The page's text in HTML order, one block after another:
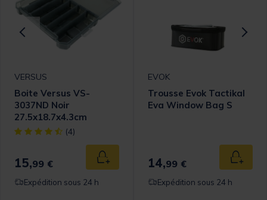
panier
VERSUS
Boite Versus VS-
3037ND Noir
27.5x18.7x4.3cm
[object Object] out of 5 Customer Rating
(4)
15,99 € Ajouter au panier
Expédition sous 24 h
EVOK
Trousse Evok Tactikal
Eva Window Bag S
14,99 €
Expédition sous 24 h